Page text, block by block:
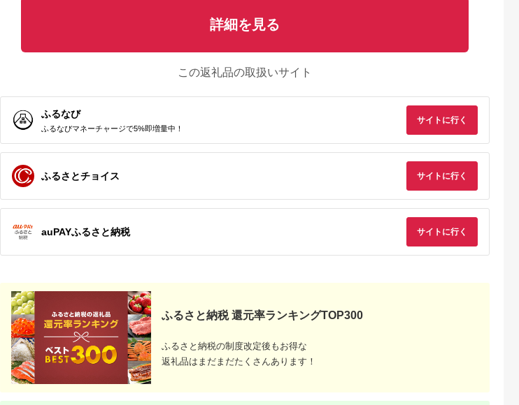
芸体験 ペアセッ
とり500gずつ
まぐり窯】
5.0
額:17,000 円
トガイドTAKAOKA
カタログギフト 贈り
物 プレゼント 高岡 特
産品 地域のお礼の品
FAD-0198
5.0
寄付金額: 17,000円
（瀬戸内海を一望でき
る開放的な空間で、厳
テ）087002
寄付金額:8,000円
WEDGE S スタンダ
ード/46，48，50，
【フィッティング券】
ゴルフクラブのカスタ
マイズ【チケット・ス
寄付金額: 150,000
出典：楽天ふるさと納
出典：楽天ふるさと
詳細を見る
この返礼品の取扱いサイト
ふるなび
ふるなびマネーチャージで5%即増量中！
サイトに行く
ふるさとチョイス サイトに行く
auPAYふるさと納税 サイトに行く
ふるさと納税 還元率ランキングTOP300
ふるさと納税の制度改定後もお得な
返礼品はまだまだたくさんあります！